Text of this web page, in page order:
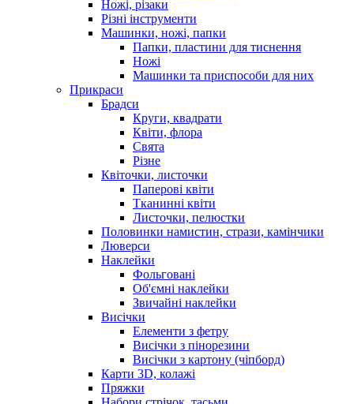
Ножі, різаки
Різні інструменти
Машинки, ножі, папки
Папки, пластини для тиснення
Ножі
Машинки та приспособи для них
Прикраси
Брадси
Круги, квадрати
Квіти, флора
Свята
Різне
Квіточки, листочки
Паперові квіти
Тканинні квіти
Листочки, пелюстки
Половинки намистин, стрази, камінчики
Люверси
Наклейки
Фольговані
Об'ємні наклейки
Звичайні наклейки
Висічки
Елементи з фетру
Висічки з пінорезини
Висічки з картону (чіпборд)
Карти 3D, колажі
Пряжки